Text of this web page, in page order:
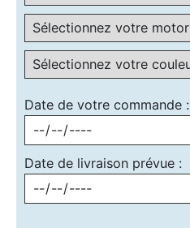
Date de votre commande :
Date de livraison prévue :